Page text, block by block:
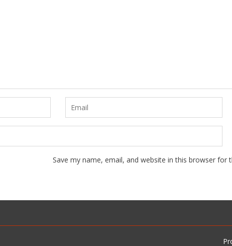
Save my name, email, and website in this browser for